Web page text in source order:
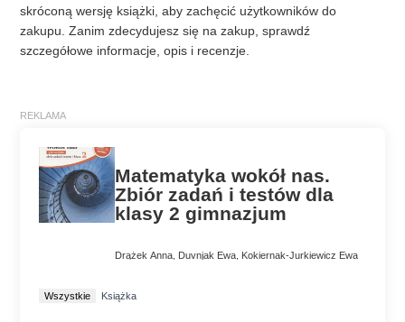
skróconą wersję książki, aby zachęcić użytkowników do
zakupu. Zanim zdecydujesz się na zakup, sprawdź
szczegółowe informacje, opis i recenzje.